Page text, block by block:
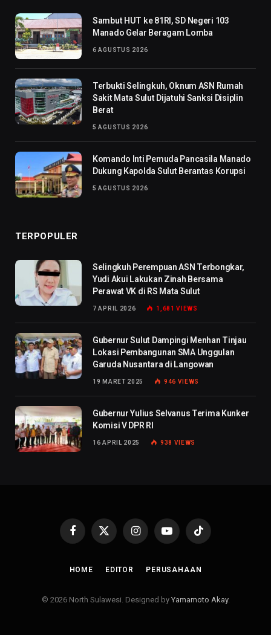
Sambut HUT ke 81RI, SD Negeri 103
Manado Gelar Beragam Lomba
6 AGUSTUS 2026
Terbukti Selingkuh, Oknum ASN Rumah
Sakit Mata Sulut Dijatuhi Sanksi Disiplin
Berat
5 AGUSTUS 2026
Komando Inti Pemuda Pancasila Manado
Dukung Kapolda Sulut Berantas Korupsi
5 AGUSTUS 2026
TERPOPULER
Selingkuh Perempuan ASN Terbongkar,
Yudi Akui Lakukan Zinah Bersama
Perawat VK di RS Mata Sulut
7 APRIL 2026 1,681VIEWS
Gubernur Sulut Dampingi Menhan Tinjau
Lokasi Pembangunan SMA Unggulan
Garuda Nusantara di Langowan
19 MARET 2025 946 VIEWS
Gubernur Yulius Selvanus Terima Kunker
Komisi V DPR RI
16 APRIL 2025 938 VIEWS
Facebook
X
InstagramYouTubeTikTok
HOME EDITOR PERUSAHAAN
© 2026 North Sulawesi. Designed by Yamamoto Akay.